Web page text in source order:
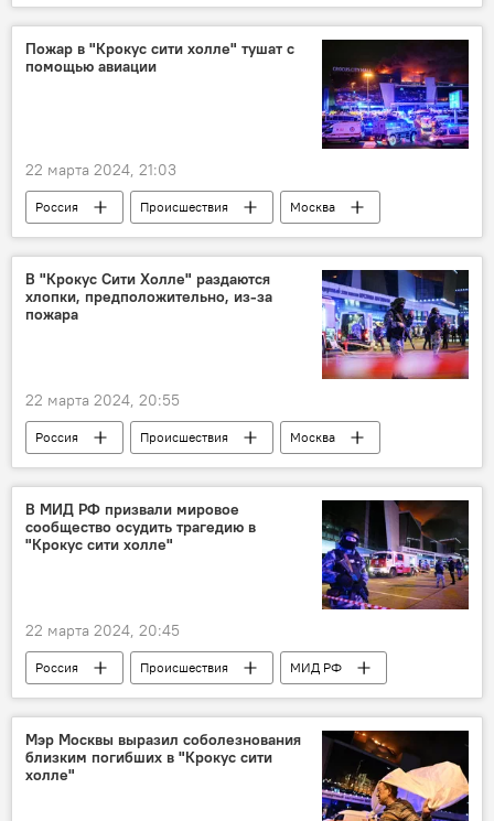
Происшествия
Теракт в "Крокус сити холле"
Пожар в "Крокус сити холле" тушат с
помощью авиации
22 марта 2024, 21:03
Россия Происшествия Москва
В "Крокус Сити Холле" раздаются
хлопки, предположительно, из-за
пожара
22 марта 2024, 20:55
Россия Происшествия Москва
В МИД РФ призвали мировое
сообщество осудить трагедию в
"Крокус сити холле"
22 марта 2024, 20:45
Россия Происшествия
МИД РФ
Мария Захарова
Теракт в "Крокус сити холле"
Мэр Москвы выразил соболезнования
близким погибших в "Крокус сити
холле"